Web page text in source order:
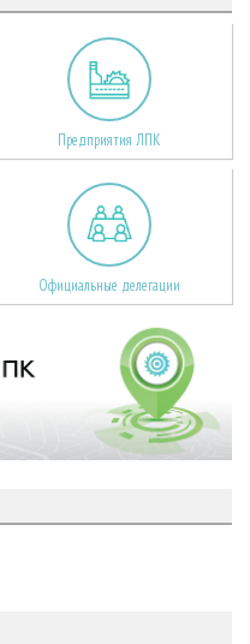
Предприятия ЛПК
Официальные делегации